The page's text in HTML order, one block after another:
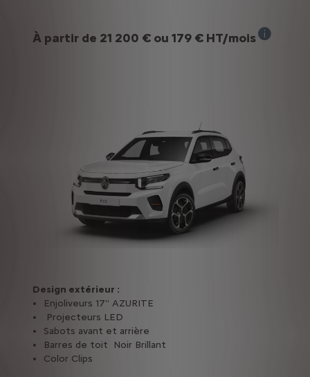
À partir de 21 200 €ou 179 €HT/mois
Design extérieur :
Enjoliveurs 17'' AZURITE
Projecteurs LED
Sabots avant et arrière
Barres de toit Noir Brillant
Color Clips